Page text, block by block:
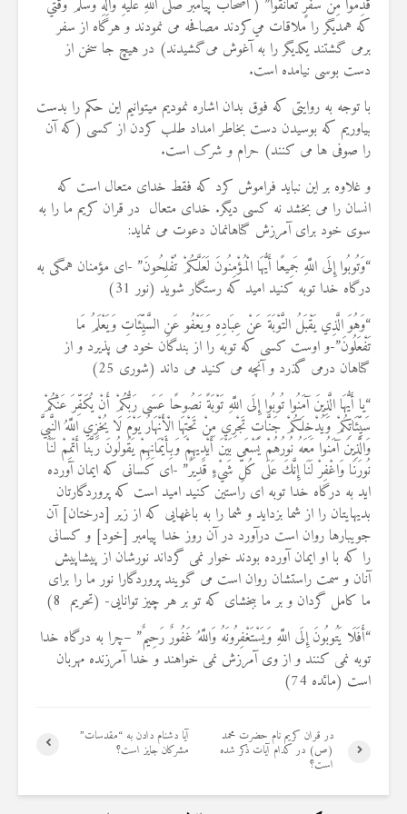
قَدِمُوْا مِنْ سَفَرٍ تَعَانَقُوْا” ( اصحاب پيامبر صَلَّى اللَّهِ عَلَيْهِ وَآلِهِ وَسَلَّمَ وقتي
كه همديگر را ملاقات مي‌كردند مصافحه می ‌نمودند و هرگاه از سفر
برمی ‌گشتند يكديگر را به آغوش می‌گشيدند) در هیچ جا سخن از
دست بوسی نیامده است.
با توجه به روایتی که فوق بدان اشاره نمودیم میتوانیم این حکم را بدست
بیاوریم که بوسیدن دست بخاطر امداد طلب کردن از کسی (که آن
را صوفی ها می کنند) حرام و شرک است.
و غلاوه بر این نباید فراموش کرد که فقط خدای متعال است که
انسان را می بخشد نه کسی دیگر. خدای متعال در قران کریم ما را به
سوی خود برای آمرزش گناهانمان دعوت می نماید:
“وَتُوبُوا إِلَى اللَّهِ جَمِيعًا أَيُّهَا الْمُؤْمِنُونَ لَعَلَّكُمْ تُفْلِحُونَ” -اى مؤمنان همگى به
درگاه خدا توبه كنيد اميد كه رستگار شويد (نور 31)
“وَهُوَ الَّذِي يَقْبَلُ التَّوْبَةَ عَنْ عِبَادِهِ وَيَعْفُو عَنِ السَّيِّئَاتِ وَيَعْلَمُ مَا
تَفْعَلُونَ”-و اوست كسى كه توبه را از بندگان خود مى ‏پذيرد و از
گناهان درمى‏ گذرد و آنچه مى ‏كنيد مى‏ داند (شوری 25)
“یا أَيُّهَا الَّذِينَ آمَنُوا تُوبُوا إِلَى اللَّهِ تَوْبَةً نَصُوحًا عَسَى رَبُّكُمْ أَنْ يُكَفِّرَ عَنْكُمْ
سَيِّئَاتِكُمْ وَيُدْخِلَكُمْ جَنَّاتٍ تَجْرِي مِنْ تَحْتِهَا الْأَنْهَارُ يَوْمَ لَا يُخْزِي اللَّهُ النَّبِيَّ
وَالَّذِينَ آمَنُوا مَعَهُ نُورُهُمْ يَسْعَى بَيْنَ أَيْدِيهِمْ وَبِأَيْمَانِهِمْ يَقُولُونَ رَبَّنَا أَتْمِمْ لَنَا
نُورَنَا وَاغْفِرْ لَنَا إِنَّكَ عَلَى كُلِّ شَيْءٍ قَدِيرٌ” -اى كسانى كه ايمان آورده‏
ايد به درگاه خدا توبه‏ اى راستين كنيد اميد است كه پروردگارتان
بديهايتان را از شما بزدايد و شما را به باغهايى كه از زير [درختان] آن
جويبارها روان است درآورد در آن روز خدا پيامبر [خود] و كسانى
را كه با او ايمان آورده بودند خوار نمى‏ گرداند نورشان از پيشاپيش
آنان و سمت راستشان روان است مى‏ گويند پروردگارا نور ما را براى
ما كامل گردان و بر ما ببخشاى كه تو بر هر چيز توانايى- (تحریم 8)
“أَفَلَا يَتُوبُونَ إِلَى اللَّهِ وَيَسْتَغْفِرُونَهُ وَاللَّهُ غَفُورٌ رَحِيمٌ” –چرا به درگاه خدا
توبه نمى كنند و از وى آمرزش نمى‏ خواهند و خدا آمرزنده مهربان
است (مائده 74)
آیا دشنام دادن به “مقدسات”
مشرکان جایز است؟
در قران کریم نام حضرت محمد
(ص) در کدام آیات ذکر شده
است؟
19 جولای 2026
36 نمایش ها